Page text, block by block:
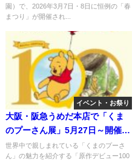
園）で、2026年3月7日・8日に恒例の「春
まつり」が開催され...
イベント・お祭り
大阪・阪急うめだ本店で「くま
のプーさん展」5月27日～開催し
ます！
世界中で親しまれている「くまのプーさ
ん」の魅力を紹介する「原作デビュー100